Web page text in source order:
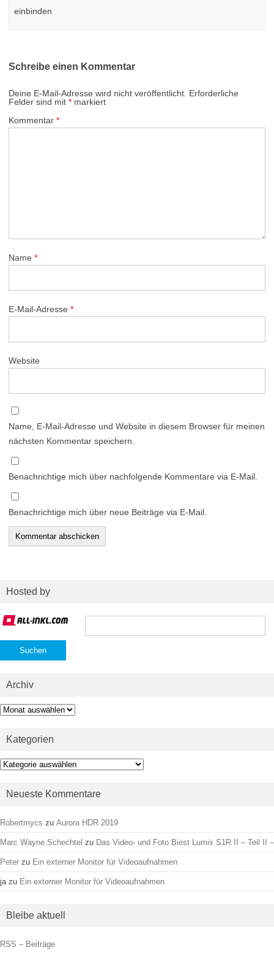
einbinden
Schreibe einen Kommentar
Deine E-Mail-Adresse wird nicht veröffentlicht. Erforderliche
Felder sind mit * markiert
Kommentar *
Name *
E-Mail-Adresse *
Website
Name, E-Mail-Adresse und Website in diesem Browser für meinen
nächsten Kommentar speichern.
Benachrichtige mich über nachfolgende Kommentare via E-Mail.
Benachrichtige mich über neue Beiträge via E-Mail.
Hosted by
Suchen
Archiv
Archiv
Kategorien
Kategorien
Neueste Kommentare
Robertmycs zu Aurora HDR 2019
Marc Wayne Schechtel zu Das Video- und Foto Biest Lumix S1R II – Teil II –
Peter zu Ein externer Monitor für Videoaufnahmen
ja zu Ein externer Monitor für Videoaufnahmen
Bleibe aktuell
RSS – Beiträge